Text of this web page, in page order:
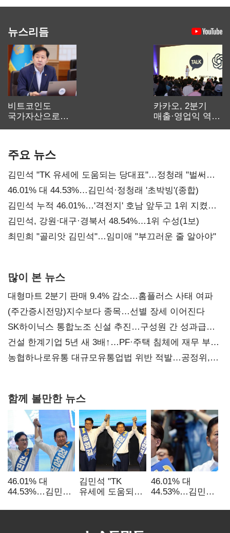
뉴스리듬
비트코인도
국가자산으로…'
카카오, 2분기
매출·영업익 역대
주요 뉴스
김민석 "TK 유세에 도움되는 당대표"…정청래 "벌써
대표된 양 당직 배분"
46.01% 대 44.53%…김민석·정청래 '초박빙'(종합)
김민석 누적 46.01%…'격전지' 호남 앞두고 1위 지켰다
(2보)
김민석, 강원·대구·경북서 48.54%…1위 수성(1보)
최민희 "골리앗 김민석"…임미애 "부끄러운 줄 알아야"
많이 본 뉴스
대형마트 2분기 판매 9.4% 감소…홈플러스 사태 여파
(주간증시전망)지수보다 종목…선별 장세 이어진다
SK하이닉스 통합노조 신설 추진…구성원 간 성과급
불만 확산
건설 한계기업 5년 새 3배↑…PF·주택 침체에 재무 부담
확대
농협하나로유통 대규모유통업법 위반 적발…공정위,
함께 볼만한 뉴스
46.01% 대
44.53%…김민석·
'초박빙'(종합
김민석 "TK
유세에 도움되는
"벌써 대표된 양
46.01% 대
44.53%…김민석·
'초박빙'(종합)